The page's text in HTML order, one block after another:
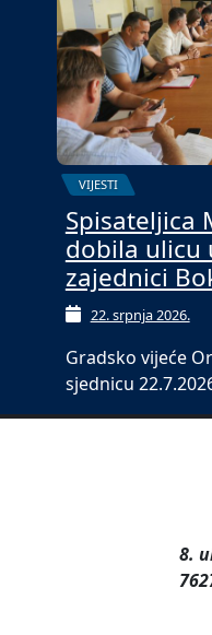
VIJESTI
Spisateljica
dobila ulicu
zajednici
22. srpnja 2026.
Gradsko vijeće
sjednicu
8.